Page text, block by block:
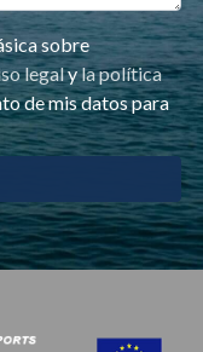
legalyla política
de mis datos para